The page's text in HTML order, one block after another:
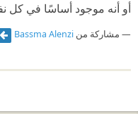
أو أنه موجود أساسًا في
مشاركة من Bassma Alenzi